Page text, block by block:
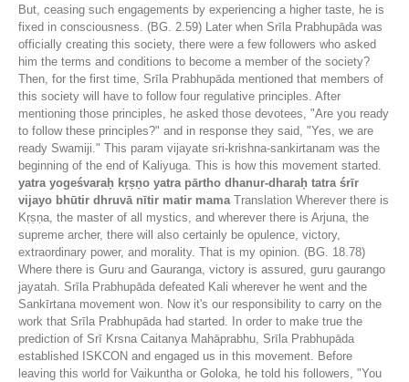
But, ceasing such engagements by experiencing a higher taste, he is
fixed in consciousness. (BG. 2.59) Later when Srīla Prabhupāda was
officially creating this society, there were a few followers who asked
him the terms and conditions to become a member of the society?
Then, for the first time, Srīla Prabhupāda mentioned that members of
this society will have to follow four regulative principles. After
mentioning those principles, he asked those devotees, "Are you ready
to follow these principles?" and in response they said, "Yes, we are
ready Swamiji." This param vijayate sri-krishna-sankirtanam was the
beginning of the end of Kaliyuga. This is how this movement started.
yatra yogeśvaraḥ kṛṣṇo yatra pārtho dhanur-dharaḥ tatra śrīr
vijayo bhūtir dhruvā nītir matir mama Translation Wherever there is
Kṛṣṇa, the master of all mystics, and wherever there is Arjuna, the
supreme archer, there will also certainly be opulence, victory,
extraordinary power, and morality. That is my opinion. (BG. 18.78)
Where there is Guru and Gauranga, victory is assured, guru gaurango
jayatah. Srīla Prabhupāda defeated Kali wherever he went and the
Sankīrtana movement won. Now it's our responsibility to carry on the
work that Srīla Prabhupāda had started. In order to make true the
prediction of Srī Krsna Caitanya Mahāprabhu, Srīla Prabhupāda
established ISKCON and engaged us in this movement. Before
leaving this world for Vaikuntha or Goloka, he told his followers, "You